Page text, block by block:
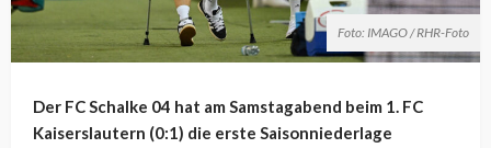
Foto: IMAGO / RHR-Foto
Der FC Schalke 04 hat am Samstagabend beim 1. FC
Kaiserslautern (0:1) die erste Saisonniederlage